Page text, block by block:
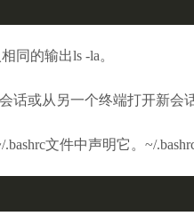
同的输出ls -la。
话或从另一个终端打开新会
文件中声明它。~/